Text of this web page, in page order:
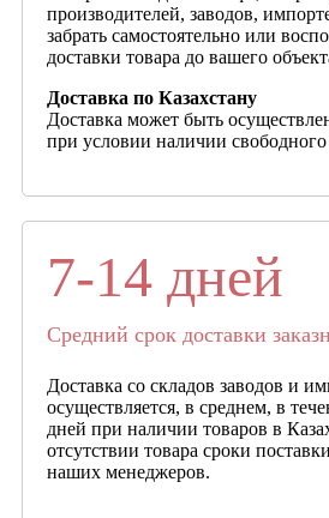
производителей, заводов,
забрать самостоятельно или
доставки товара до вашего
Доставка по Казахстану
Доставка может быть
при условии наличии свободного
7-14 дней
Средний срок доставки
Доставка со складов заводов и
осуществляется, в среднем, в
дней при наличии товаров в
отсутствии товара сроки
наших менеджеров.